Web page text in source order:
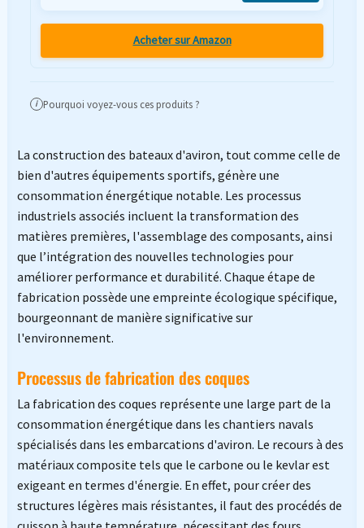
Acheter sur Amazon
i Pourquoi voyez-vous ces produits ?
La construction des bateaux d'aviron, tout comme celle de
bien d'autres équipements sportifs, génère une
consommation énergétique notable. Les processus
industriels associés incluent la transformation des
matières premières, l'assemblage des composants, ainsi
que l’intégration des nouvelles technologies pour
améliorer performance et durabilité. Chaque étape de
fabrication possède une empreinte écologique spécifique,
bourgeonnant de manière significative sur
l'environnement.
Processus de fabrication des coques
La fabrication des coques représente une large part de la
consommation énergétique dans les chantiers navals
spécialisés dans les embarcations d'aviron. Le recours à des
matériaux composite tels que le carbone ou le kevlar est
exigeant en termes d'énergie. En effet, pour créer des
structures légères mais résistantes, il faut des procédés de